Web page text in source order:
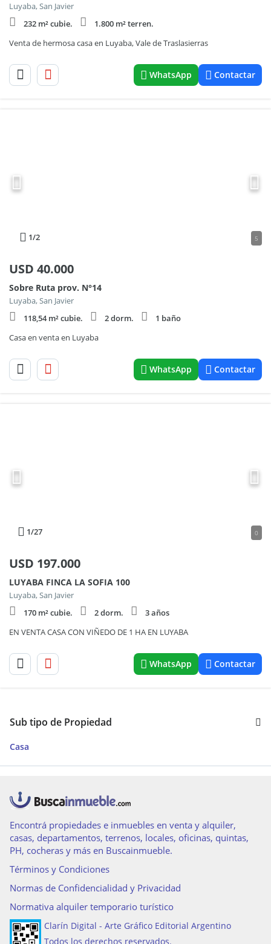
Luyaba, San Javier
232 m² cubie.
1.800 m² terren.
Venta de hermosa casa en Luyaba, Vale de Traslasierras
WhatsApp Contactar
1/2 5
USD 40.000
Sobre Ruta prov. N°14
Luyaba, San Javier
118,54 m² cubie.
2 dorm.
1 baño
Casa en venta en Luyaba
WhatsApp Contactar
1/27 0
USD 197.000
LUYABA FINCA LA SOFIA 100
Luyaba, San Javier
170 m² cubie.
2 dorm.
3 años
EN VENTA CASA CON VIÑEDO DE 1 HA EN LUYABA
WhatsApp Contactar
Sub tipo de Propiedad
Casa
Encontrá propiedades e inmuebles en venta y alquiler,
casas, departamentos, terrenos, locales, oficinas, quintas,
PH, cocheras y más en Buscainmueble.
Términos y Condiciones
Normas de Confidencialidad y Privacidad
Normativa alquiler temporario turístico
Clarín Digital - Arte Gráfico Editorial Argentino
Todos los derechos reservados.